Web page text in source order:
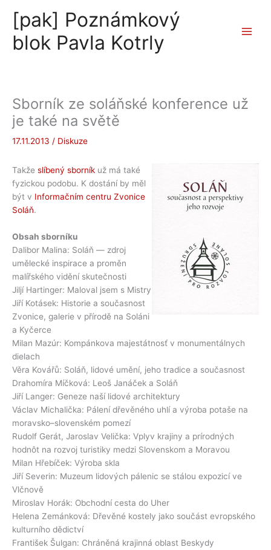
obsah
[pak] Poznámkový
blok Pavla Kotrly
Sborník ze soláňské konference už
je také na světě
17.11.2013 / Diskuze
Takže slíbený sborník už má také
fyzickou podobu. K dostání by měl
být v Informačním centru Zvonice
Soláň.
Obsah sborníku
Dalibor Malina: Soláň — zdroj
umělecké inspirace a proměn
malířského vidění skutečnosti
Jiljí Hartinger: Maloval jsem s Mistry
Jiří Kotásek: Historie a současnost
Zvonice, galerie v přírodě na Soláni
a Kyčerce
Milan Mazúr: Kompánkova majestátnosť v monumentálnych
dielach
Věra Kovářů: Soláň, lidové umění, jeho tradice a současnost
Drahomíra Míčková: Leoš Janáček a Soláň
Jiří Langer: Geneze naší lidové architektury
Václav Michalička: Pálení dřevěného uhlí a výroba potaše na
moravsko–slovenském pomezí
Rudolf Gerát, Jaroslav Velička: Vplyv krajiny a prírodných
hodnôt na rozvoj turistiky medzi Slovenskom a Moravou
Milan Hřebíček: Výroba skla
Jiří Severin: Muzeum lidových pálenic se stálou expozicí ve
Vlčnově
Miroslav Horák: Obchodní cesta do Uher
Helena Zemánková: Dřevěné kostely jako součást evropského
kulturního dědictví
František Šulgan: Chráněná krajinná oblast Beskydy